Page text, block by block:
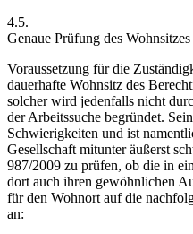
4.5.
Genaue Prüfung des Wohnsitzes
Voraussetzung für die
dauerhafte Wohnsitz des
solcher wird jedenfalls nicht
der Arbeitssuche begründet.
Schwierigkeiten und ist
Gesellschaft mitunter äußerst
987/2009 zu prüfen, ob die in
dort auch ihren gewöhnlichen
für den Wohnort auf die
an: